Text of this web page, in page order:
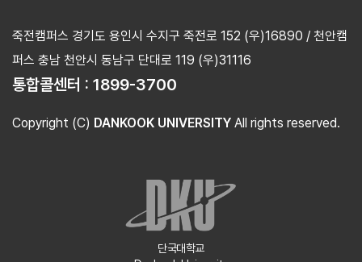
죽전캠퍼스 경기도 용인시 수지구 죽전로 152 (우)16890 / 천안캠
퍼스 충남 천안시 동남구 단대로 119 (우)31116
통합콜센터 : 1899-3700
Copyright (C) DANKOOK UNIVERSITY All rights reserved.
단국대학교